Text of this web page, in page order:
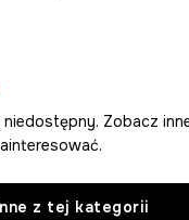
Zobacz
z tej kategorii